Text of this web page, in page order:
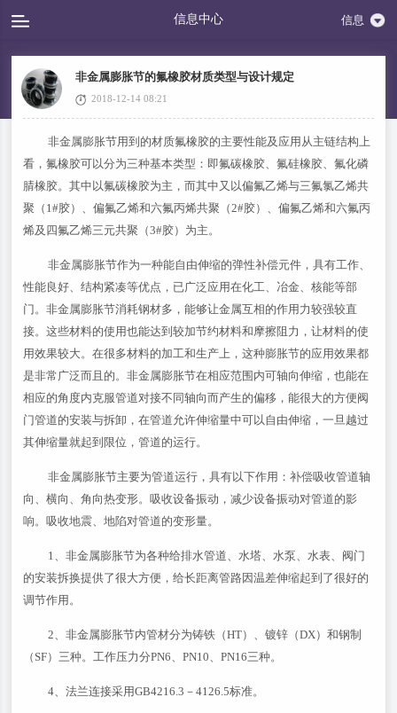
信息中心 信息
非金属膨胀节的氟橡胶材质类型与设计规定
2018-12-14 08:21
非金属膨胀节用到的材质氟橡胶的主要性能及应用从主链结构上
看，氟橡胶可以分为三种基本类型：即氟碳橡胶、氟硅橡胶、氟化磷
腈橡胶。其中以氟碳橡胶为主，而其中又以偏氟乙烯与三氟氯乙烯共
聚（1#胶）、偏氟乙烯和六氟丙烯共聚（2#胶）、偏氟乙烯和六氟丙
烯及四氟乙烯三元共聚（3#胶）为主。
非金属膨胀节作为一种能自由伸缩的弹性补偿元件，具有工作、
性能良好、结构紧凑等优点，已广泛应用在化工、冶金、核能等部
门。非金属膨胀节消耗钢材多，能够让金属互相的作用力较强较直
接。这些材料的使用也能达到较加节约材料和摩擦阻力，让材料的使
用效果较大。在很多材料的加工和生产上，这种膨胀节的应用效果都
是非常广泛而且的。非金属膨胀节在相应范围内可轴向伸缩，也能在
相应的角度内克服管道对接不同轴向而产生的偏移，能很大的方便阀
门管道的安装与拆卸，在管道允许伸缩量中可以自由伸缩，一旦越过
其伸缩量就起到限位，管道的运行。
非金属膨胀节主要为管道运行，具有以下作用：补偿吸收管道轴
向、横向、角向热变形。吸收设备振动，减少设备振动对管道的影
响。吸收地震、地陷对管道的变形量。
1、非金属膨胀节为各种给排水管道、水塔、水泵、水表、阀门
的安装拆换提供了很大方便，给长距离管路因温差伸缩起到了很好的
调节作用。
2、非金属膨胀节内管材分为铸铁（HT）、镀锌（DX）和钢制
（SF）三种。工作压力分PN6、PN10、PN16三种。
4、法兰连接采用GB4216.3－4126.5标准。